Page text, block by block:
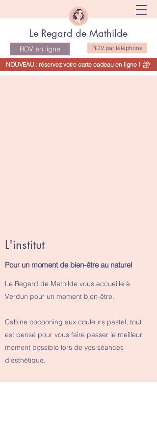
Le Regard de Mathilde
RDV en ligne RDV par téléphone
NOUVEAU : réservez votre carte cadeau en ligne !
L'institut
Pour un moment de bien-être au naturel
Le Regard de Mathilde vous accueille à
Verdun pour un moment bien-être.
Cabine cocooning aux couleurs pastel, tout
est pensé pour vous faire passer le meilleur
moment possible lors de vos séances
d'esthétique.